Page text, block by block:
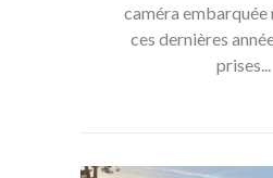
caméra
ces dernières
prises...